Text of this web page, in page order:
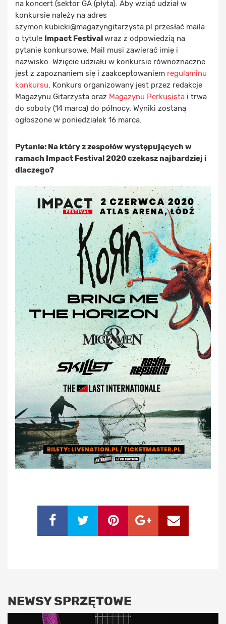
na koncert (sektor GA (płyta). Aby wziąć udział w
konkursie należy na adres
szymon.kubicki@magazyngitarzysta.pl przesłać maila
o tytule Impact Festival wraz z odpowiedzią na
pytanie konkursowe. Mail musi zawierać imię i
nazwisko. Wzięcie udziału w konkursie równoznaczne
jest z zapoznaniem się i zaakceptowaniem regulaminu
konkursu. Konkurs organizowany jest przez redakcje
Magazynu Gitarzysta oraz Magazynu Perkusista i trwa
do soboty (14 marca) do północy. Wyniki zostaną
ogłoszone w poniedziałek 16 marca.
Pytanie: Na który z zespołów występujących w
ramach Impact Festival 2020 czekasz najbardziej i
dlaczego?
NEWSY SPRZĘTOWE